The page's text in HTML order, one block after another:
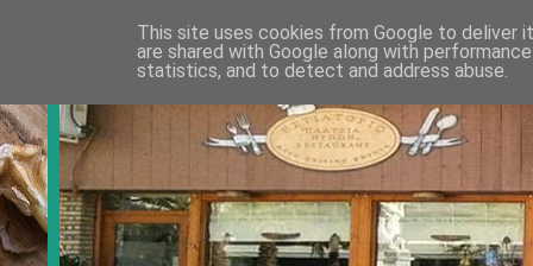
This site uses cookies from Google to deliver
are shared with Google along with
statistics, and to detect and address abuse.